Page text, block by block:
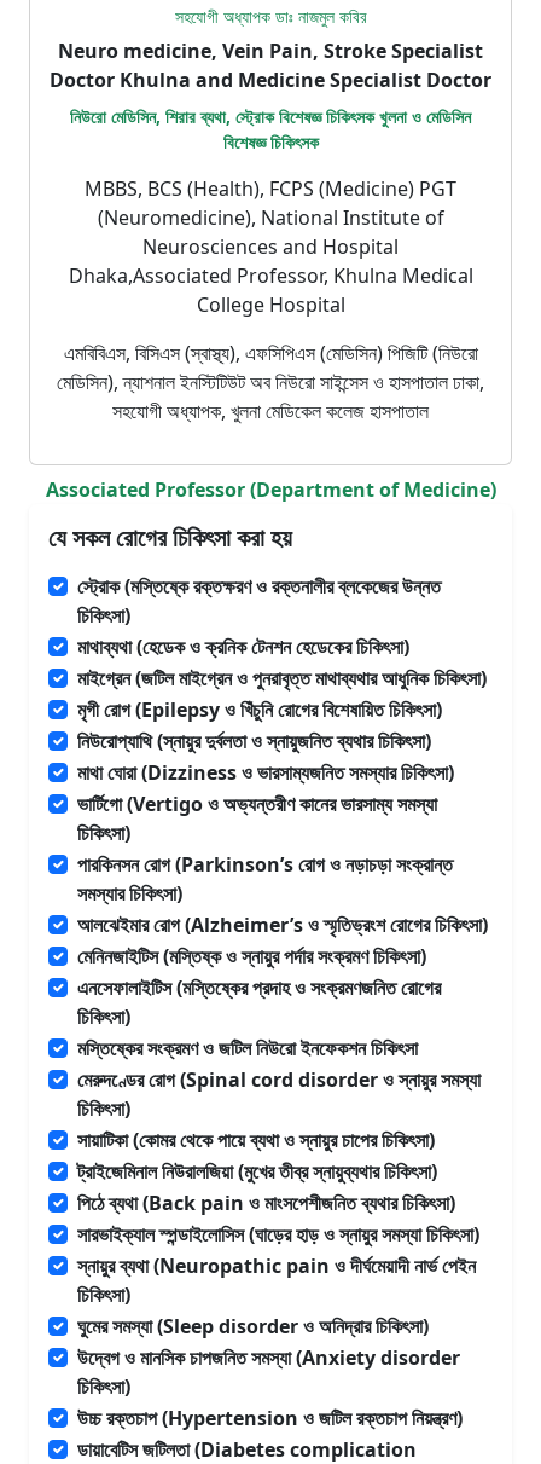
সহযোগী অধ্যাপক ডাঃ নাজমুল কবির
Neuro medicine, Vein Pain, Stroke Specialist
Doctor Khulna and Medicine Specialist Doctor
নিউরো মেডিসিন, শিরার ব্যথা, স্ট্রোক বিশেষজ্ঞ চিকিৎসক খুলনা ও মেডিসিন
বিশেষজ্ঞ চিকিৎসক
MBBS, BCS (Health), FCPS (Medicine) PGT
(Neuromedicine), National Institute of
Neurosciences and Hospital
Dhaka,Associated Professor, Khulna Medical
College Hospital
এমবিবিএস, বিসিএস (স্বাস্থ্য), এফসিপিএস (মেডিসিন) পিজিটি (নিউরো
মেডিসিন), ন্যাশনাল ইনস্টিটিউট অব নিউরো সাইন্সেস ও হাসপাতাল ঢাকা,
সহযোগী অধ্যাপক, খুলনা মেডিকেল কলেজ হাসপাতাল
Associated Professor (Department of Medicine)
যে সকল রোগের চিকিৎসা করা হয়
স্ট্রোক (মস্তিষ্কে রক্তক্ষরণ ও রক্তনালীর ব্লকেজের উন্নত
চিকিৎসা)
মাথাব্যথা (হেডেক ও ক্রনিক টেনশন হেডেকের চিকিৎসা)
মাইগ্রেন (জটিল মাইগ্রেন ও পুনরাবৃত্ত মাথাব্যথার আধুনিক চিকিৎসা)
মৃগী রোগ (Epilepsy ও খিঁচুনি রোগের বিশেষায়িত চিকিৎসা)
নিউরোপ্যাথি (স্নায়ুর দুর্বলতা ও স্নায়ুজনিত ব্যথার চিকিৎসা)
মাথা ঘোরা (Dizziness ও ভারসাম্যজনিত সমস্যার চিকিৎসা)
ভার্টিগো (Vertigo ও অভ্যন্তরীণ কানের ভারসাম্য সমস্যা
চিকিৎসা)
পারকিনসন রোগ (Parkinson’s রোগ ও নড়াচড়া সংক্রান্ত
সমস্যার চিকিৎসা)
আলঝেইমার রোগ (Alzheimer’s ও স্মৃতিভ্রংশ রোগের চিকিৎসা)
মেনিনজাইটিস (মস্তিষ্ক ও স্নায়ুর পর্দার সংক্রমণ চিকিৎসা)
এনসেফালাইটিস (মস্তিষ্কের প্রদাহ ও সংক্রমণজনিত রোগের
চিকিৎসা)
মস্তিষ্কের সংক্রমণ ও জটিল নিউরো ইনফেকশন চিকিৎসা
মেরুদণ্ডের রোগ (Spinal cord disorder ও স্নায়ুর সমস্যা
চিকিৎসা)
সায়াটিকা (কোমর থেকে পায়ে ব্যথা ও স্নায়ুর চাপের চিকিৎসা)
ট্রাইজেমিনাল নিউরালজিয়া (মুখের তীব্র স্নায়ুব্যথার চিকিৎসা)
পিঠে ব্যথা (Back pain ও মাংসপেশীজনিত ব্যথার চিকিৎসা)
সারভাইক্যাল স্পন্ডাইলোসিস (ঘাড়ের হাড় ও স্নায়ুর সমস্যা চিকিৎসা)
স্নায়ুর ব্যথা (Neuropathic pain ও দীর্ঘমেয়াদী নার্ভ পেইন
চিকিৎসা)
ঘুমের সমস্যা (Sleep disorder ও অনিদ্রার চিকিৎসা)
উদ্বেগ ও মানসিক চাপজনিত সমস্যা (Anxiety disorder
চিকিৎসা)
উচ্চ রক্তচাপ (Hypertension ও জটিল রক্তচাপ নিয়ন্ত্রণ)
ডায়াবেটিস জটিলতা (Diabetes complication